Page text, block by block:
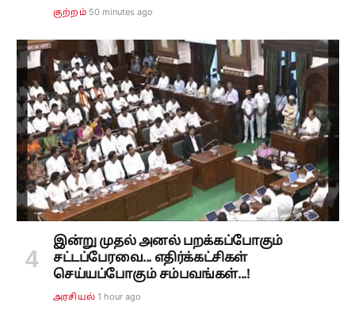
குற்றம் 50 minutes ago
இன்று முதல் அனல் பறக்கப்போகும்
சட்டப்பேரவை... எதிர்க்கட்சிகள்
செய்யப்போகும் சம்பவங்கள்...!
அரசியல் 1 hour ago